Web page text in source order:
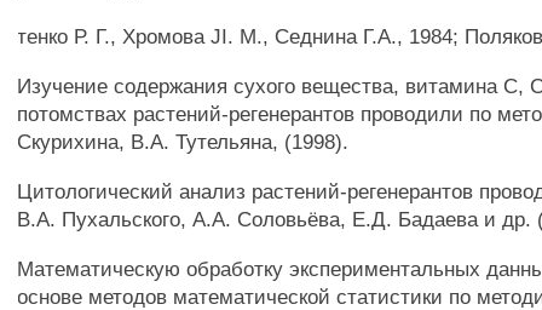
тенко Р. Г., Хромова JI. М., Седнина Г.А., 1984;
Изучение содержания сухого вещества, витамина С,
потомствах растений-регенерантов проводили по
Скурихина, В.А. Тутельяна, (1998).
Цитологический анализ растений-регенерантов
В.А. Пухальского, A.A. Соловьёва, Е.Д. Бадаева и др.
Математическую обработку экспериментальных
основе методов математической статистики по